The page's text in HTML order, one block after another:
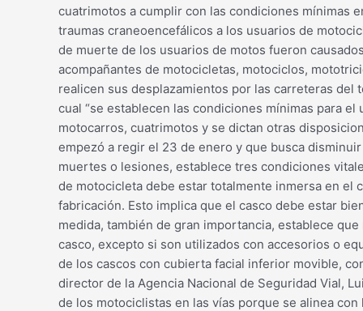
cuatrimotos a cumplir con las condiciones mínimas
traumas craneoencefálicos a los usuarios de
de muerte de los usuarios de motos fueron
acompañantes de motocicletas, motociclos,
realicen sus desplazamientos por las carreteras
cual “se establecen las condiciones mínimas para
motocarros, cuatrimotos y se dictan otras
empezó a regir el 23 de enero y que busca
muertes o lesiones, establece tres condiciones
de motocicleta debe estar totalmente inmersa en el
fabricación. Esto implica que el casco debe estar
medida, también de gran importancia, establece
casco, excepto si son utilizados con accesorios o
de los cascos con cubierta facial inferior movible,
director de la Agencia Nacional de Seguridad Vial,
de los motociclistas en las vías porque se alinea